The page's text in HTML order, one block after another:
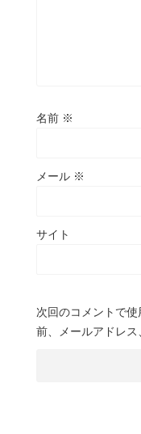
名前 ※
メール ※
サイト
次回のコメントで
前、メールアドレス